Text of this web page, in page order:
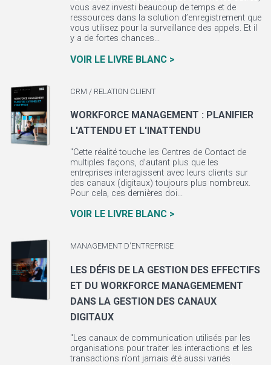
vous avez investi beaucoup de temps et de
ressources dans la solution d’enregistrement que
vous utilisez pour la surveillance des appels. Et il
y a de fortes chances...
VOIR LE LIVRE BLANC >
CRM / RELATION CLIENT
WORKFORCE MANAGEMENT : PLANIFIER
L'ATTENDU ET L'INATTENDU
"Cette réalité touche les Centres de Contact de
multiples façons, d’autant plus que les
entreprises interagissent avec leurs clients sur
des canaux (digitaux) toujours plus nombreux.
Pour cela, ces dernières doi...
VOIR LE LIVRE BLANC >
MANAGEMENT D'ENTREPRISE
LES DÉFIS DE LA GESTION DES EFFECTIFS
ET DU WORKFORCE MANAGEMEMENT
DANS LA GESTION DES CANAUX
DIGITAUX
"Les canaux de communication utilisés par les
organisations pour traiter les interactions et les
transactions n’ont jamais été aussi variés